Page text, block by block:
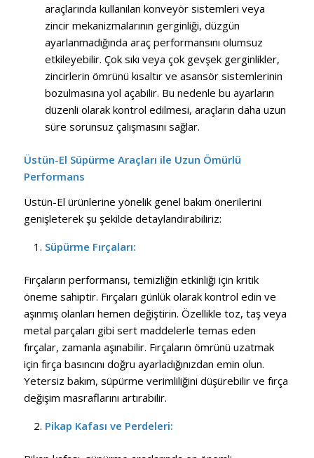
araçlarında kullanılan konveyör sistemleri veya
zincir mekanizmalarının gerginliği, düzgün
ayarlanmadığında araç performansını olumsuz
etkileyebilir. Çok sıkı veya çok gevşek gerginlikler,
zincirlerin ömrünü kısaltır ve asansör sistemlerinin
bozulmasına yol açabilir. Bu nedenle bu ayarların
düzenli olarak kontrol edilmesi, araçların daha uzun
süre sorunsuz çalışmasını sağlar.
Üstün-El Süpürme Araçları ile Uzun Ömürlü
Performans
Üstün-El ürünlerine yönelik genel bakım önerilerini
genişleterek şu şekilde detaylandırabiliriz:
Süpürme Fırçaları:
Fırçaların performansı, temizliğin etkinliği için kritik
öneme sahiptir. Fırçaları günlük olarak kontrol edin ve
aşınmış olanları hemen değiştirin. Özellikle toz, taş veya
metal parçaları gibi sert maddelerle temas eden
fırçalar, zamanla aşınabilir. Fırçaların ömrünü uzatmak
için fırça basıncını doğru ayarladığınızdan emin olun.
Yetersiz bakım, süpürme verimliliğini düşürebilir ve fırça
değişim masraflarını artırabilir.
Pikap Kafası ve Perdeleri: